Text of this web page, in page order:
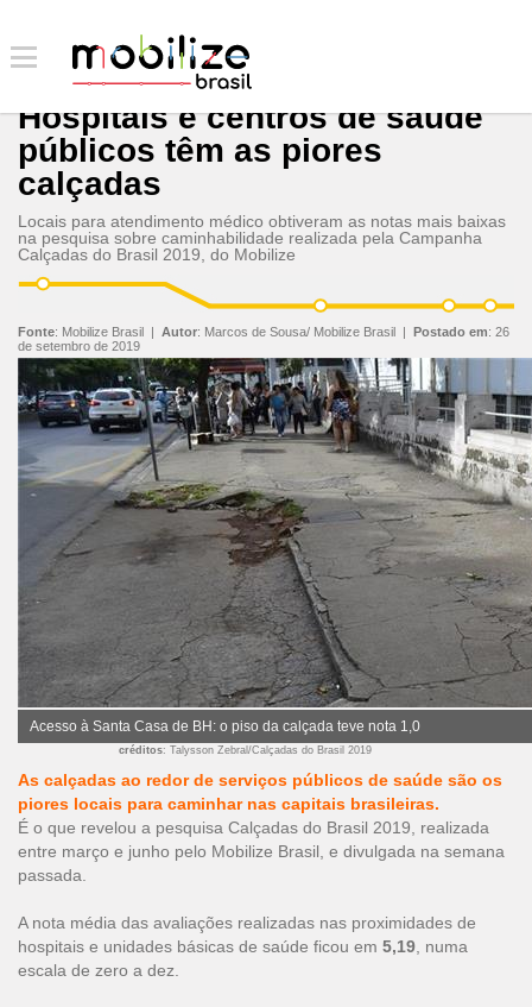
Hospitais e centros de saúde
públicos têm as piores
calçadas
Locais para atendimento médico obtiveram as notas mais baixas
na pesquisa sobre caminhabilidade realizada pela Campanha
Calçadas do Brasil 2019, do Mobilize
Fonte: Mobilize Brasil | Autor: Marcos de Sousa/ Mobilize Brasil | Postado em: 26
de setembro de 2019
Acesso à Santa Casa de BH: o piso da calçada teve nota 1,0
créditos: Talysson Zebral/Calçadas do Brasil 2019
As calçadas ao redor de serviços públicos de saúde são os
piores locais para caminhar nas capitais brasileiras.
É o que revelou a pesquisa Calçadas do Brasil 2019, realizada
entre março e junho pelo Mobilize Brasil, e divulgada na semana
passada.
A nota média das avaliações realizadas nas proximidades de
hospitais e unidades básicas de saúde ficou em 5,19 , numa
escala de zero a dez.